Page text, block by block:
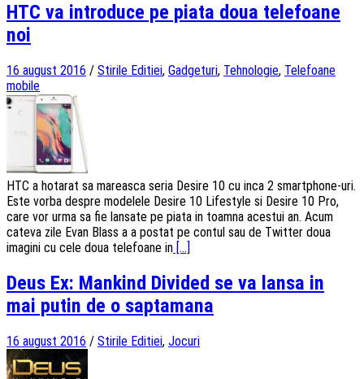
HTC va introduce pe piata doua telefoane
noi
16 august 2016 / Stirile Editiei, Gadgeturi, Tehnologie, Telefoane
mobile
HTC a hotarat sa mareasca seria Desire 10 cu inca 2 smartphone-uri.
Este vorba despre modelele Desire 10 Lifestyle si Desire 10 Pro,
care vor urma sa fie lansate pe piata in toamna acestui an. Acum
cateva zile Evan Blass a a postat pe contul sau de Twitter doua
imagini cu cele doua telefoane in [...]
Deus Ex: Mankind Divided se va lansa in
mai putin de o saptamana
16 august 2016 / Stirile Editiei, Jocuri